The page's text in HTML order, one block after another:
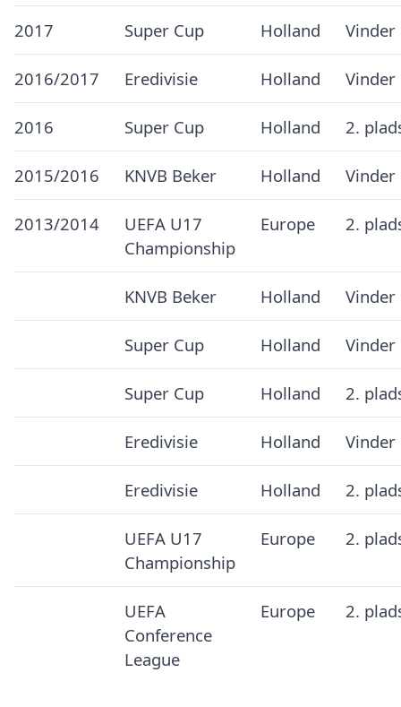
2017 Super Cup Holland Vinder
2016/2017 Eredivisie Holland Vinder
2016 Super Cup Holland 2.
2015/2016 KNVB Beker Holland Vinder
2013/2014
UEFA U17
Championship
Europe 2.
KNVB Beker Holland Vinder
Super Cup Holland Vinder
Super Cup Holland 2.
Eredivisie Holland Vinder
Eredivisie Holland 2.
UEFA U17
Championship
Europe 2.
UEFA
Conference
League
Europe 2.